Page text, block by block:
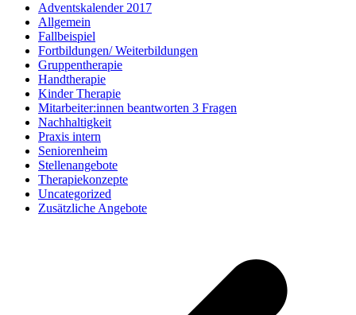
Adventskalender 2017
Allgemein
Fallbeispiel
Fortbildungen/ Weiterbildungen
Gruppentherapie
Handtherapie
Kinder Therapie
Mitarbeiter:innen beantworten 3 Fragen
Nachhaltigkeit
Praxis intern
Seniorenheim
Stellenangebote
Therapiekonzepte
Uncategorized
Zusätzliche Angebote